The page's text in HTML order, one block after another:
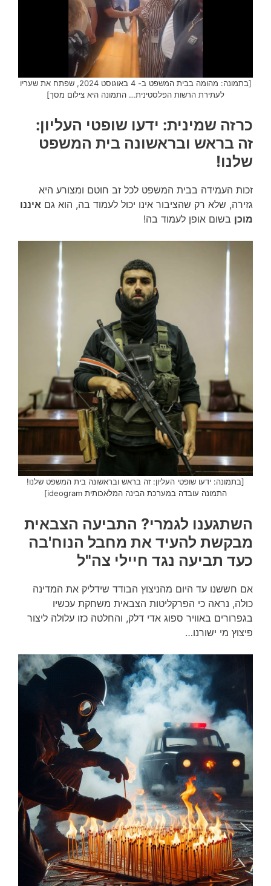
[בתמונה: מהומה בבית המשפט ב- 4 באוגוסט 2024, שפתח את שעריו
לעתירת הרשות הפלסטינית… התמונה היא צילום מסך]
כרזה שמינית: ידעו שופטי העליון:
זה בראש ובראשונה בית המשפט
שלנו!
זכות העמידה בבית המשפט לכל זב חוטם ומצורע היא
גזירה, שלא רק שהציבור אינו יכול לעמוד בה, הוא גם איננו
מוכן בשום אופן לעמוד בה!
[בתמונה: ידעו שופטי העליון: זה בראש ובראשונה בית המשפט שלנו!
התמונה עובדה במערכת הבינה המלאכותית ideogram]
השתגענו לגמרי? התביעה הצבאית
מבקשת להעיד את מחבל הנוח'בה
כעד תביעה נגד חיילי צה"ל
אם חששנו עד היום מהניצוץ הבודד שידליק את המדינה
כולה, נראה כי הפרקליטות הצבאית משחקת עכשיו
בגפרורים באוויר ספוג אדי דלק, והחלטה כזו עלולה ליצור
פיצוץ מי ישורנו…